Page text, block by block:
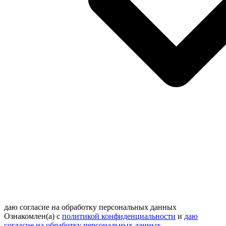
даю согласие на обработку персональных данных
Ознакомлен(а) с политикой конфиденциальности и даю